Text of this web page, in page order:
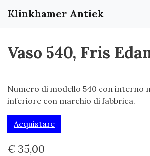
Klinkhamer Antiek
Vaso 540, Fris
Numero di modello 540 con interno
inferiore con marchio di fabbrica.
Acquistare
€ 35,00